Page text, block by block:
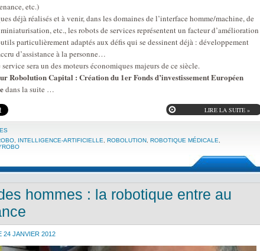
etc.)
déjà réalisés et à venir, dans les domaines de l’interface homme/machine, de
etc., les robots de services représentent un facteur d’amélioration
particulièrement adaptés aux défis qui se dessinent déjà : développement
d’assistance à la personne…
sera un des moteurs économiques majeurs de ce siècle.
Robolution Capital : Création du 1er Fonds d’investissement Européen
dans la suite …
LIRE LA SUITE »
INTELLIGENCE-ARTIFICIELLE ROBOLUTION ROBOTIQUE MÉDICALE
hommes : la robotique entre au
24 JANVIER 2012